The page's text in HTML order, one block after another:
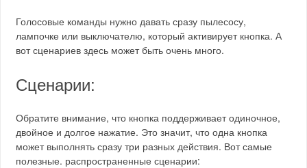
Голосовые команды нужно давать сразу пылесосу,
лампочке или выключателю, который активирует кнопка. А
вот сценариев здесь может быть очень много.
Сценарии:
Обратите внимание, что кнопка поддерживает одиночное,
двойное и долгое нажатие. Это значит, что одна кнопка
может выполнять сразу три разных действия. Вот самые
полезные. распространенные сценарии: